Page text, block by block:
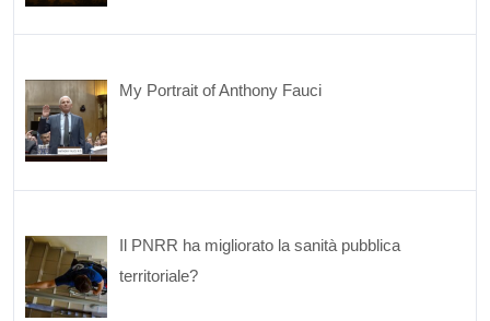
My Portrait of Anthony Fauci
Il PNRR ha migliorato la sanità pubblica
territoriale?